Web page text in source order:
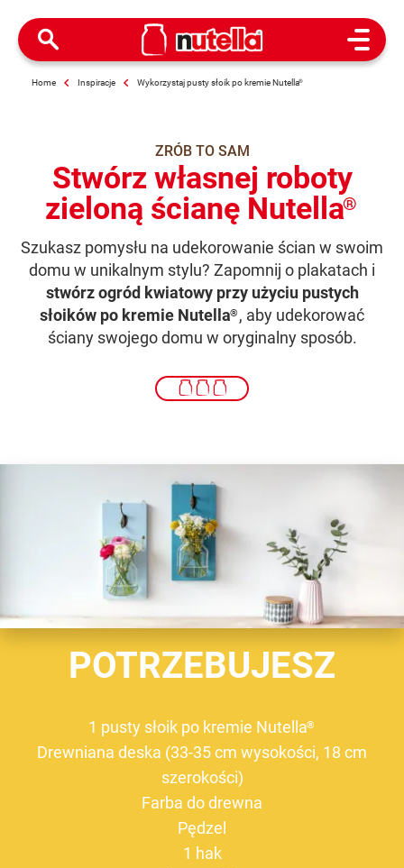
Open
Home Inspiracje Wykorzystaj pusty słoik po kremie Nutella®
ZRÓB TO SAM
Stwórz własnej roboty
zieloną ścianę Nutella®
Szukasz pomysłu na udekorowanie ścian w swoim
domu w unikalnym stylu? Zapomnij o plakatach i
stwórz ogród kwiatowy przy użyciu pustych
słoików po kremie Nutella® , aby udekorować
ściany swojego domu w oryginalny sposób.
POTRZEBUJESZ
1 pusty słoik po kremie Nutella®
Drewniana deska (33-35 cm wysokości, 18 cm
szerokości)
Farba do drewna
Pędzel
1 hak